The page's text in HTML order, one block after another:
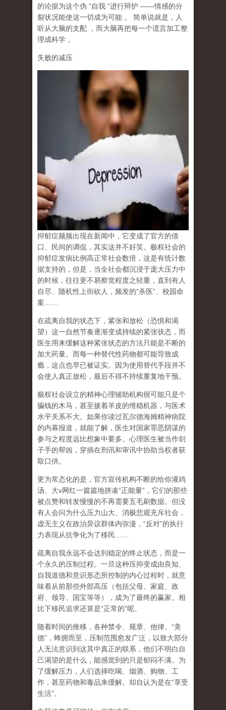
的论据为这个伪 “自我 ”进行辩护 ——情感的分
裂状况能使这一切成为可能 。 简单说就是， 人
听从大脑的支配
，而大脑再把每一个谎言加工整
理成科学 。
失败的减压
抑郁症频频出现在新闻中，它变成了官方的借
口、民间的调侃，其实这并不好笑。极权社会的
抑郁症发病比例高正常社会数倍，这是有统计数
据支持的，但是，当全社会都沉浸于庞大压力中
的时候，往往更不易察觉程度之轻重，直到有人
自尽、随机性上街砍人，频发的“杀医” 、校园命
案
在疏离自我的状态下，紧张和放松（恐惧和渴
望）这一自然节奏逐渐变成持续的紧张状态，而
医生用来缓解这种紧张状态的方法只能是不断的
加大药量。而每一种替代性药物都可能导致成
瘾，这点也早已被证实。因为使用替代手段并不
会使人真正放松，最后不得不持续重复地干预。
极权社会设立的精神心理辅助机构很可能只是个
骗钱的木马，甚至披着羊皮的维稳机器，与医术
水平关系不大。如果你读过瓦尔德海姆精神病院
的内幕报道，就能了解，医生对国家罪恶阴谋的
参与之程度远比想象中要多。心理医生被当作刽
子手的帮凶，穿插在刑讯和审讯中协助当权者获
取口供。
更为常态化的是，官方宣传机构不断的给你灌鸡
汤、大v网红一篇篇地拼凑“正能量” ，它们的那些
被点赞和转发慢慢的不再需要五毛刷数据。但没
有人会问为什么压力山大、消极悲观充斥社会，
虚无主义在政治异议群体内弥漫， “反对”的执行
力表现从抗争化为了移民
疏离自我永远不会达到稳定的终止状态，而是一
个永久的压制过程。一旦这种压抑变成由良知、
自我道德和意识形态所控制的内心过程时，就意
味着从前那些外部高压（包括父母、家庭、政
府、领导、国宝等等），成为了最终的赢家。相
比下移民追求还算是“正常的”呢。
随着时间的推移，各种禁令、规章、他律、 “美
德” ，蜂拥而至，压制范围愈发广泛，以致大部分
人无法意识到这其中真正的联系，他们不明白自
己渴望的是什么，能感觉到的只是郁闷不满。为
了缓解压力，人们选择吃喝、烟酒、购物、工
作，甚至药物和毒品来缓解。却自认为是在“享受
生活”。